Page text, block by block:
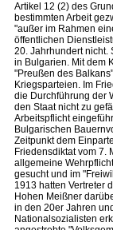
Artikel 12 (2) des
bestimmten Arbeit
"außer im Rahmen
öffentlichen
20. Jahrhundert nicht.
in Bulgarien. Mit dem
"Preußen des
Kriegsparteien. Im
die Durchführung der
den Staat nicht zu
Arbeitspflicht
Bulgarischen
Zeitpunkt dem
Friedensdiktat vom 7.
allgemeine
gesucht und im
1913 hatten Vertreter
Hohen Meißner
in den 20er Jahren
Nationalsozialisten